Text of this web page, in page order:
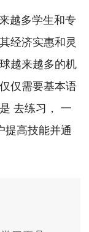
越多学生和专
经济实惠和灵
越来越多的机
仅需要基本语
去练习， 一
提高技能并通